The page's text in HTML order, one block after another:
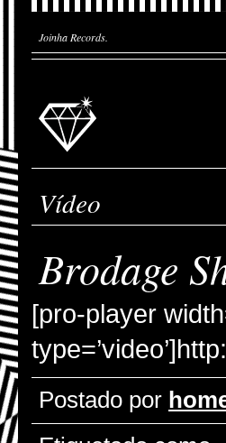
Joinha Records.
Vídeo
Brodage
[pro-player
Postado por